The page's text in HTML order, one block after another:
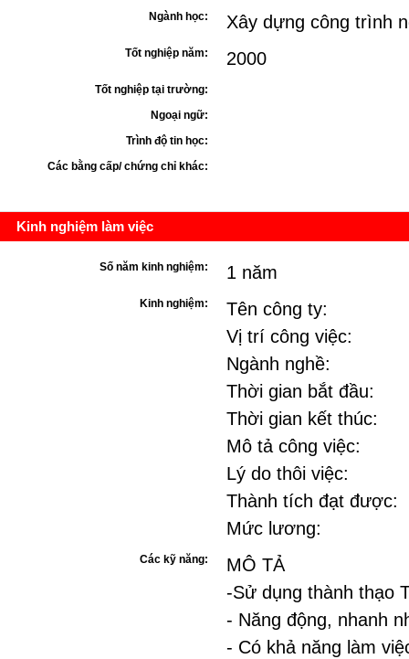
Ngành học: Xây dựng công trình
Tốt nghiệp năm: 2000
Tốt nghiệp tại trường:
Ngoại ngữ:
Trình độ tin học:
Các bằng cấp/ chứng chỉ khác:
Kinh nghiệm làm việc
Số năm kinh nghiệm: 1 năm
Kinh nghiệm:
Tên công ty:
Vị trí công việc:
Ngành nghề:
Thời gian bắt đầu:
Thời gian kết thúc:
Mô tả công việc:
Lý do thôi việc:
Thành tích đạt được:
Mức lương:
Các kỹ năng:
MÔ TẢ
-Sử dụng thành thạo
- Năng động, nhanh
- Có khả năng làm